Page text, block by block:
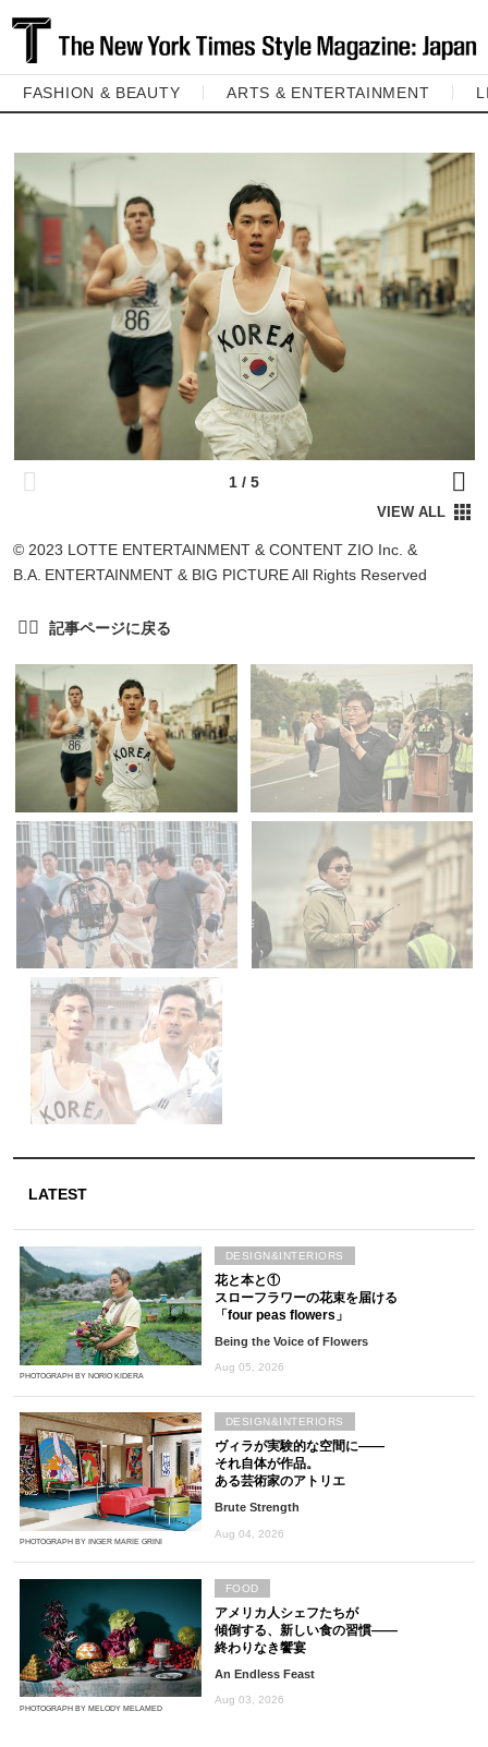
FASHION & BEAUTY ARTS & ENTERTAINMENT
© 2023 LOTTE ENTERTAINMENT & CONTENT ZIO Inc. &
B.A. ENTERTAINMENT & BIG PICTURE All Rights Reserved
LATEST
PHOTOGRAPH BY NORIO KIDERA
花と本と①
スローフラワーの花束を届ける
「four peas flowers」
Being the Voice of Flowers
Aug 05, 2026
DESIGN&INTERIORS
PHOTOGRAPH BY INGER MARIE GRINI
ヴィラが実験的な空間に――
それ自体が作品。
ある芸術家のアトリエ
Brute Strength
Aug 04, 2026
DESIGN&INTERIORS
PHOTOGRAPH BY MELODY MELAMED
アメリカ人シェフたちが
傾倒する、新しい食の習慣――
終わりなき饗宴
An Endless Feast
Aug 03, 2026
FOOD